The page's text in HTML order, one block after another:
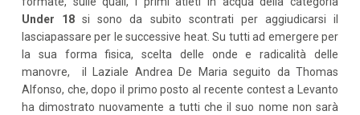
Under 18 si sono da subito scontrati per aggiudicarsi il
lasciapassare per le successive heat. Su tutti ad emergere per
la sua forma fisica, scelta delle onde e radicalità delle
manovre, il Laziale Andrea De Maria seguito da Thomas
Alfonso, che, dopo il primo posto al recente contest a Levanto
ha dimostrato nuovamente a tutti che il suo nome non sarà